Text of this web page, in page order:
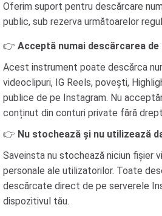
Oferim suport pentru descărcare
public, sub rezerva următoarelor
👉 Acceptă numai descărcarea
Acest instrument poate descărca
videoclipuri, IG Reels, povești,
publice de pe Instagram. Nu
conținut din conturi private fără
👉 Nu stochează și nu utilizează
Saveinsta nu stochează niciun fișier
personale ale utilizatorilor. Toate
descărcate direct de pe serverele
dispozitivul tău.